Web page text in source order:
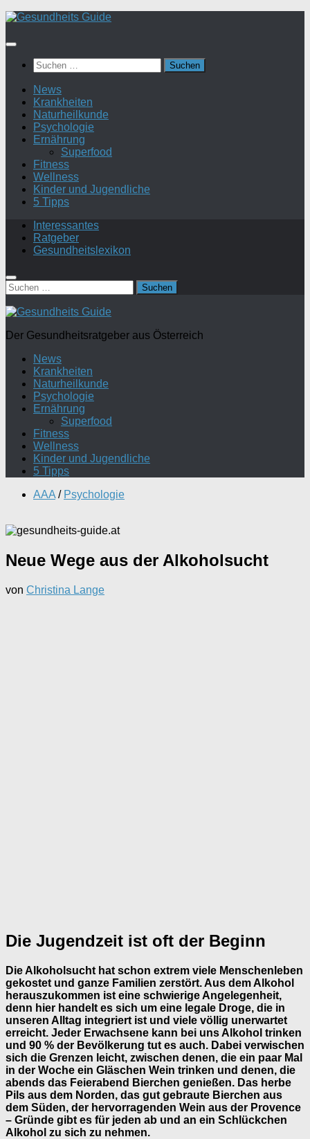
Suchen
nach:
News
Krankheiten
Naturheilkunde
Psychologie
Ernährung
Superfood
Fitness
Wellness
Kinder und Jugendliche
5 Tipps
Interessantes
Ratgeber
Gesundheitslexikon
Suchen
nach:
Der Gesundheitsratgeber aus Österreich
News
Krankheiten
Naturheilkunde
Psychologie
Ernährung
Superfood
Fitness
Wellness
Kinder und Jugendliche
5 Tipps
AAA / Psychologie
Neue Wege aus der Alkoholsucht
von Christina Lange
Die Jugendzeit ist oft der Beginn
Die Alkoholsucht hat schon extrem viele Menschenleben
gekostet und ganze Familien zerstört. Aus dem Alkohol
herauszukommen ist eine schwierige Angelegenheit,
denn hier handelt es sich um eine legale Droge, die in
unseren Alltag integriert ist und viele völlig unerwartet
erreicht. Jeder Erwachsene kann bei uns Alkohol trinken
und 90 % der Bevölkerung tut es auch. Dabei verwischen
sich die Grenzen leicht, zwischen denen, die ein paar Mal
in der Woche ein Gläschen Wein trinken und denen, die
abends das Feierabend Bierchen genießen. Das herbe
Pils aus dem Norden, das gut gebraute Bierchen aus
dem Süden, der hervorragenden Wein aus der Provence
– Gründe gibt es für jeden ab und an ein Schlückchen
Alkohol zu sich zu nehmen.